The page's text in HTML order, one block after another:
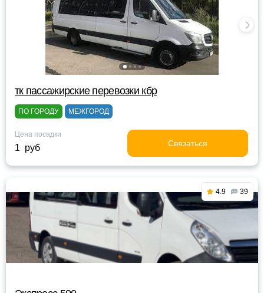
тк пассажирские перевозки кбр
ПО ГОРОДУ МЕЖГОРОД
Цена посадки
1 руб Связаться
4.9 39